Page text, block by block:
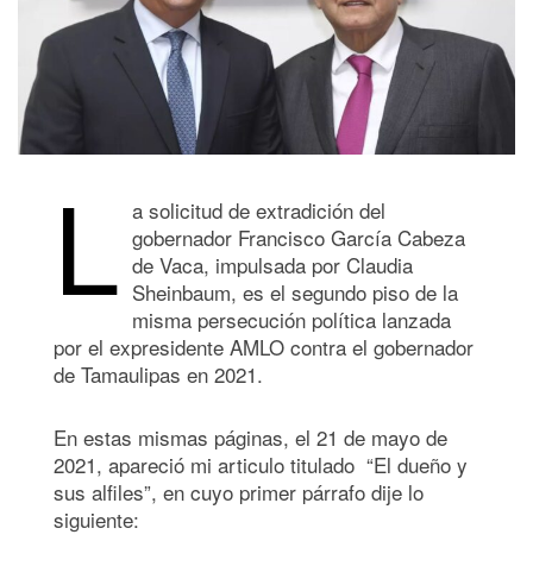
L a solicitud de extradición del
gobernador Francisco García Cabeza
de Vaca, impulsada por Claudia
Sheinbaum, es el segundo piso de la
misma persecución política lanzada
por el expresidente AMLO contra el gobernador
de Tamaulipas en 2021.
En estas mismas páginas, el 21 de mayo de
2021, apareció mi articulo titulado “El dueño y
sus alfiles”, en cuyo primer párrafo dije lo
siguiente: